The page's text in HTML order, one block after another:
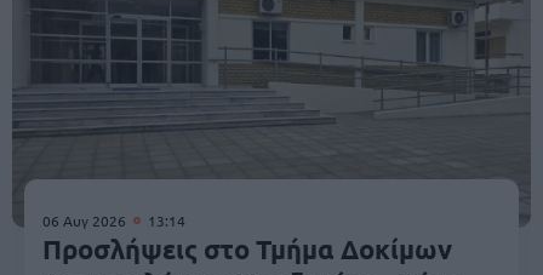
06 Αυγ 2026 13:14
Προσλήψεις στο Τμήμα Δοκίμων